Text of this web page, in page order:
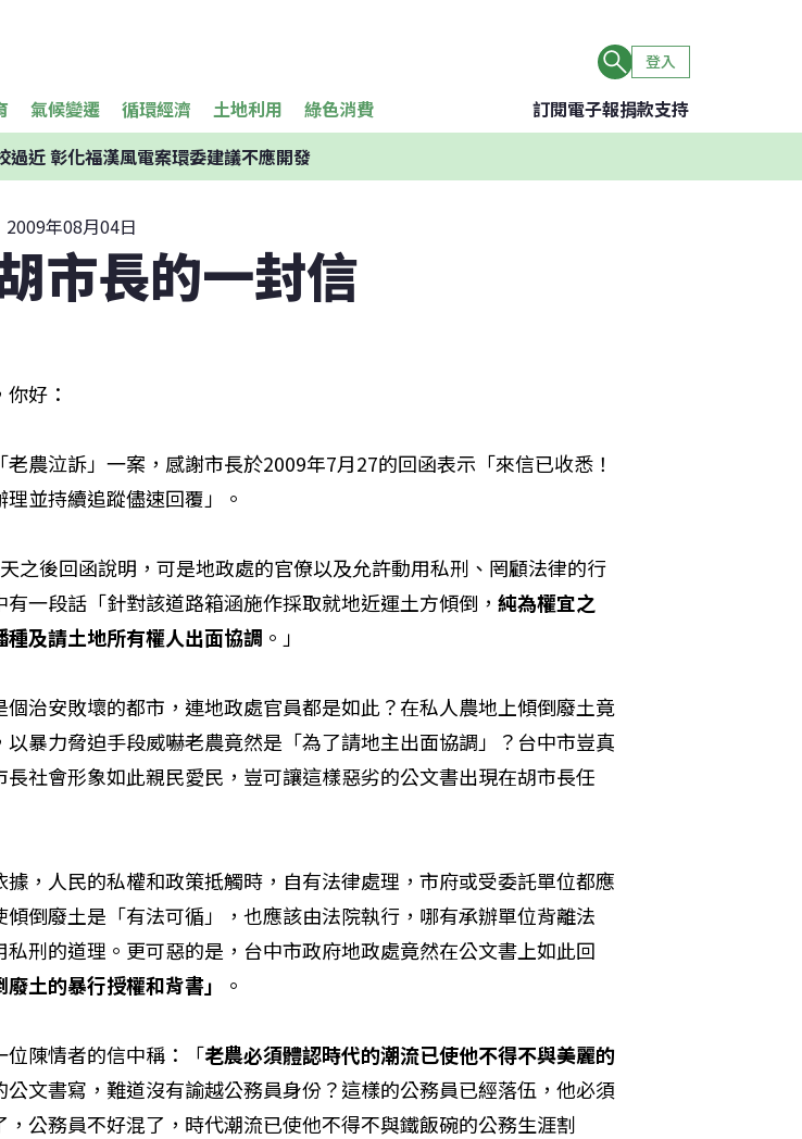
登入
氣候變遷 循環經濟 土地利用 綠色消費 訂閱電子報捐款支持
過近 彰化福漢風電案環委建議不應開發
2009年08月04日
市長的一封信
好：
農泣訴」一案，感謝市長於2009年7月27的回函表示「來信已收悉！
並持續追蹤儘速回覆」。
之後回函說明，可是地政處的官僚以及允許動用私刑、罔顧法律的行
一段話「針對該道路箱涵施作採取就地近運土方傾倒， 純為權宜之
及請土地所有權人出面協調 。」
個治安敗壞的都市，連地政處官員都是如此？在私人農地上傾倒廢土竟
以暴力脅迫手段威嚇老農竟然是「為了請地主出面協調」？台中市豈真
長社會形象如此親民愛民，豈可讓這樣惡劣的公文書出現在胡市長任
，人民的私權和政策抵觸時，自有法律處理，市府或受委託單位都應
傾倒廢土是「有法可循」，也應該由法院執行，哪有承辦單位背離法
刑的道理。更可惡的是，台中市政府地政處竟然在公文書上如此回
土的暴行授權和背書」 。
陳情者的信中稱：「老農必須體認時代的潮流已使他不得不與美麗的
公文書寫，難道沒有諭越公務員身份？這樣的公務員已經落伍，他必須
，公務員不好混了，時代潮流已使他不得不與鐵飯碗的公務生涯割